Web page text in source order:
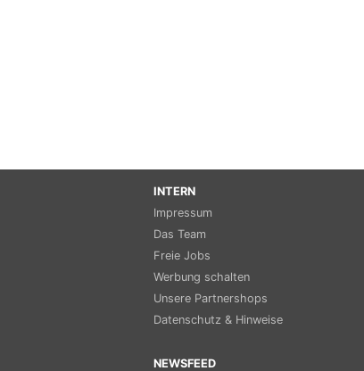
INTERN
Impressum
Das Team
Freie Jobs
Werbung schalten
Unsere Partnershops
Datenschutz & Hinweise
NEWSFEED